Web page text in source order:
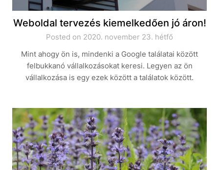
Weboldal tervezés kiemelkedően jó áron!
Posted on 2020. november 23. hétfő
Mint ahogy ön is, mindenki a Google találatai között
felbukkanó vállalkozásokat keresi. Legyen az ön
vállalkozása is egy ezek között a találatok között.